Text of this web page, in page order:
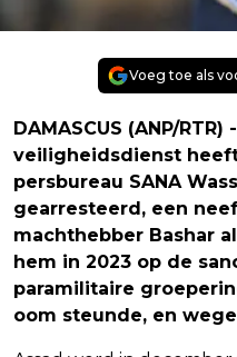
Voeg toe als
DAMASCUS (ANP/
veiligheidsdienst
persbureau SANA
gearresteerd, een
machthebber Bashar
hem in 2023 op de
paramilitaire
oom steunde, en